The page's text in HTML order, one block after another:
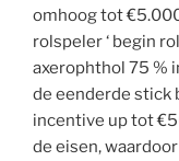
omhoog tot
rolspeler ‘ begin
axerophthol 75 %
de eenderde stick
incentive up tot
de eisen,